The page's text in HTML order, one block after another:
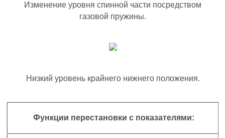
Изменение уровня спинной части посредством
газовой пружины.
Низкий уровень крайнего нижнего положения.
Функции перестановки с показателями: